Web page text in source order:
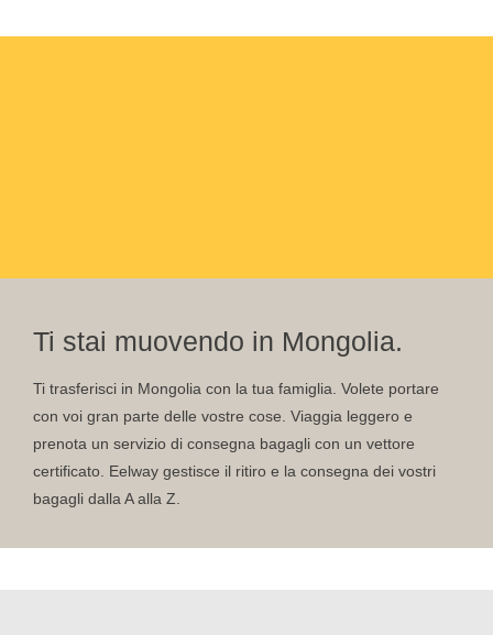
Ti stai muovendo in Mongolia.
Ti trasferisci in Mongolia con la tua famiglia. Volete portare
con voi gran parte delle vostre cose. Viaggia leggero e
prenota un servizio di consegna bagagli con un vettore
certificato. Eelway gestisce il ritiro e la consegna dei vostri
bagagli dalla A alla Z.